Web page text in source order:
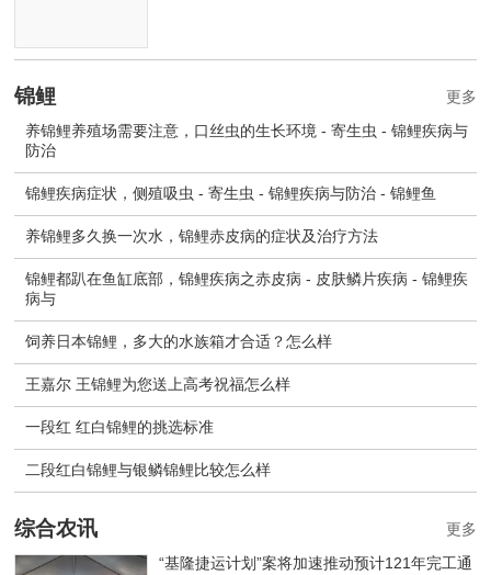
锦鲤
养锦鲤养殖场需要注意，口丝虫的生长环境 - 寄生虫 - 锦鲤疾病与
防治
锦鲤疾病症状，侧殖吸虫 - 寄生虫 - 锦鲤疾病与防治 - 锦鲤鱼
养锦鲤多久换一次水，锦鲤赤皮病的症状及治疗方法
锦鲤都趴在鱼缸底部，锦鲤疾病之赤皮病 - 皮肤鳞片疾病 - 锦鲤疾
病与
饲养日本锦鲤，多大的水族箱才合适？怎么样
王嘉尔 王锦鲤为您送上高考祝福怎么样
一段红 红白锦鲤的挑选标准
二段红白锦鲤与银鳞锦鲤比较怎么样
更多
综合农讯
“基隆捷运计划”案将加速推动预计121年完工通
更多